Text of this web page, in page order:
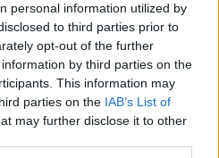
personal information utilized by
to third parties prior to
opt-out of the further
by third parties on the
This information may
parties on the IAB’s List of
may further disclose it to other
# FERENC PÁPA
HÁBORÚ #EGYHÁZ